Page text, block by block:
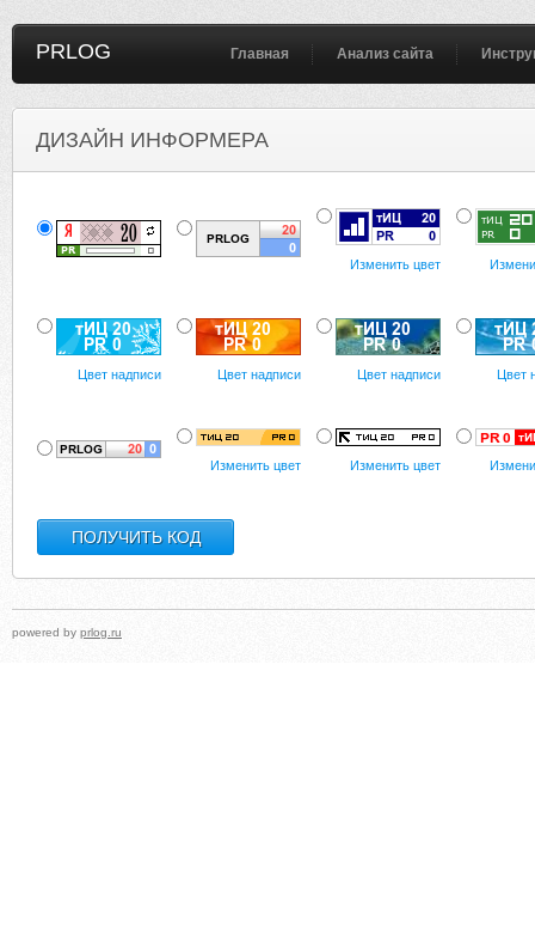
PRLOG Главная Анализ сайта
ДИЗАЙН ИНФОРМЕРА
Изменить цвет
Цвет надписи Цвет надписи Цвет надписи Цвет
Изменить цвет Изменить цвет
powered by prlog.ru